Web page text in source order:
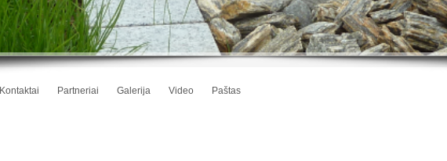
Kontaktai Partneriai Galerija Video Paštas